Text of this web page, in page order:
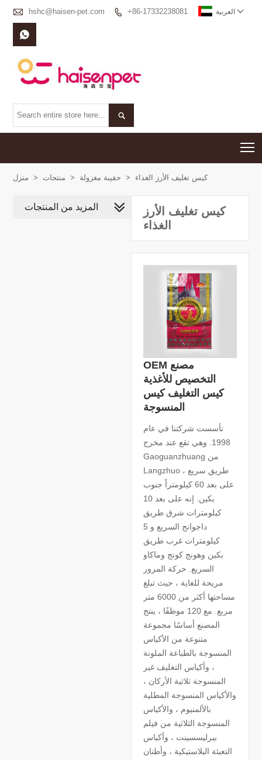
 hshc@haisen-pet.com  +86-17332238081 العربية 


منزل > منتجات > حقيبة مغزولة > كيس تغليف الأرز الغذاء
كيس تغليف الأرز
الغذاء
OEM مصنع
التخصيص للأغذية
كيس التغليف كيس
المنسوجة
تأسست شركتنا في عام
1998. وهي تقع عند مخرج
Gaoguanzhuang من
Langzhuo طريق سريع ،
على بعد 60 كيلومتراً جنوب
بكين. إنه على بعد 10
كيلومترات شرق طريق
داجوانج السريع و 5
كيلومترات غرب طريق
بكين وهونج كونج وماكاو
السريع. حركة المرور
مريحة للغاية ، حيث تبلغ
مساحتها أكثر من 6000 متر
مربع. مع 120 موظفًا ، ينتج
المصنع أساسًا مجموعة
متنوعة من الأكياس
المنسوجة بالطباعة الملونة
، وأكياس التغليف غير
المنسوجة ثلاثية الأركان ،
والأكياس المنسوجة المطلية
بالألمنيوم ، والأكياس
المنسوجة الثلاثية من فيلم
بيرليسسينت ، وأكياس
التعبئة البلاستيكية ، وأطنان
المزيد من المنتجات